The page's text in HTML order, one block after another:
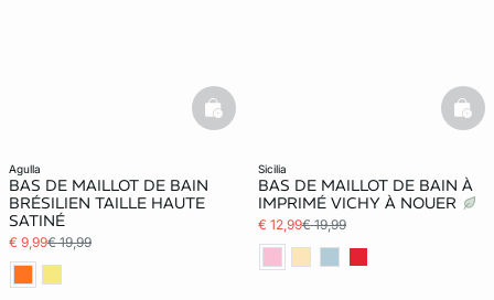
agulla
BAS DE MAILLOT DE BAIN
BRÉSILIEN TAILLE HAUTE
SATINÉ
€ 9,99€ 19,99
basketfull
sicilia
BAS DE MAILLOT DE BAIN À
IMPRIMÉ VICHY À NOUER
€ 12,99€ 19,99